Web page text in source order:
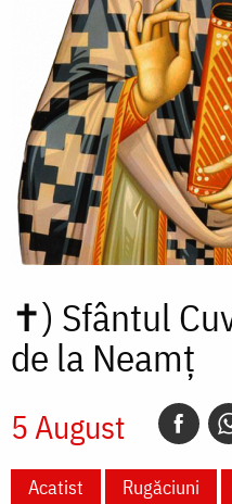
✝) Sfântul
de la Neamț
5 August
Acatist Rugăciuni